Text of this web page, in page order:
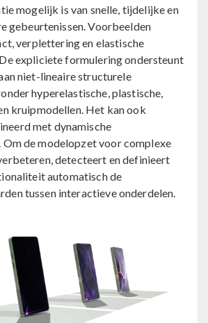
mogelijk is van snelle, tijdelijke en
gebeurtenissen. Voorbeelden
verplettering en elastische
expliciete formulering ondersteunt
niet-lineaire structurele
hyperelastische, plastische,
kruipmodellen. Het kan ook
met dynamische
de modelopzet voor complexe
detecteert en definieert
automatisch de
tussen interactieve onderdelen.